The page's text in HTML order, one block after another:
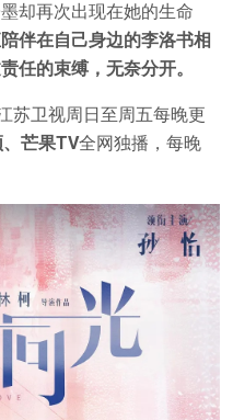
却再次出现在她的生命
伴在自己身边的李洛书相
任的束缚，无奈分开。
苏卫视周日至周五每晚更
芒果TV全网独播，每晚